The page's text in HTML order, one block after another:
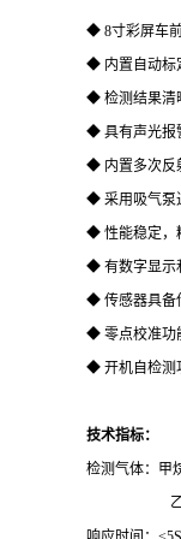
◆ 8寸彩屏车
◆ 内置自动标
◆ 检测结果清
◆ 具有声光报
◆ 内置多次反
◆ 采用吸气泵
◆ 性能稳定，
◆ 有数字显示
◆ 传感器具备
◆ 零点校准功
◆ 开机自检测
技术指标：
检测气体：甲